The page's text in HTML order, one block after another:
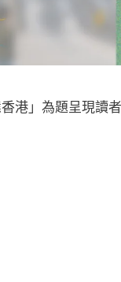
港」為題呈現讀